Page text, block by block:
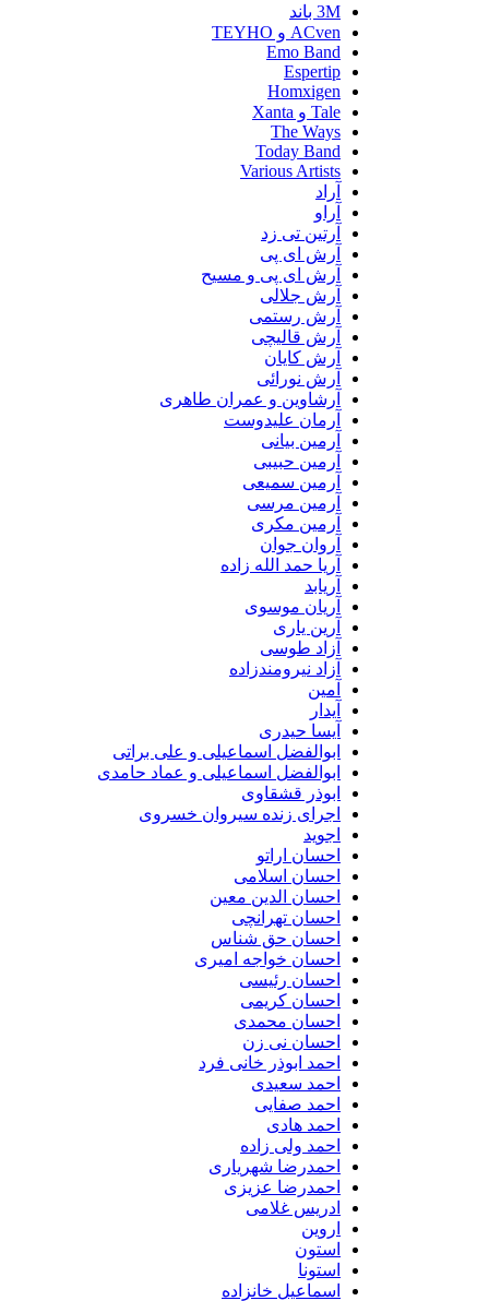
3M باند
ACven و TEYHO
Emo Band
Espertip
Homxigen
Tale و Xanta
The Ways
Today Band
Various Artists
آراد
آراو
آرتین تی زد
آرش ای پی
آرش ای پی و مسیح
آرش جلالی
آرش رستمی
آرش قالیچی
آرش کایان
آرش نورائی
آرشاوین و عمران طاهری
آرمان علیدوست
آرمین بیانی
آرمین حبیبی
آرمین سمیعی
آرمین مرسی
آرمین مکری
آروان جوان
آریا حمد الله زاده
آریابد
آریان موسوی
آرین یاری
آزاد طوسی
آزاد نیرومندزاده
آمین
آیدار
آیسا حیدری
ابوالفضل اسماعیلی و علی براتی
ابوالفضل اسماعیلی و عماد حامدی
ابوذر قشقاوی
اجرای زنده سیروان خسروی
اجوید
احسان اراتو
احسان اسلامی
احسان الدین معین
احسان تهرانچی
احسان حق شناس
احسان خواجه امیری
احسان رئیسی
احسان کریمی
احسان محمدی
احسان نی زن
احمد ابوذر خانی فرد
احمد سعیدی
احمد صفایی
احمد هادی
احمد ولی زاده
احمدرضا شهریاری
احمدرضا عزیزی
ادریس غلامی
اروین
استون
استونا
اسماعیل خانزاده